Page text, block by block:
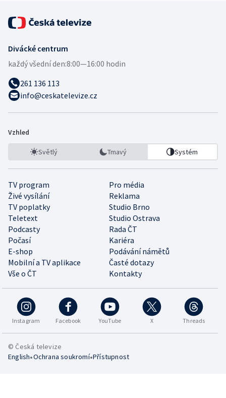
Divácké centrum
každý všední den:8:00—16:00 hodin
261 136 113
info@ceskatelevize.cz
Vzhled
Světlý Tmavý Systém
TV program
Pro média
Živé vysílání
Reklama
TV poplatky
Studio Brno
Teletext
Studio Ostrava
Podcasty
Rada ČT
Počasí
Kariéra
E-shop
Podávání námětů
Mobilní a TV aplikace
Časté dotazy
Vše o ČT
Kontakty
Instagram Facebook YouTube X Threads
© Česká televize
English•Ochrana soukromí•Přístupnost